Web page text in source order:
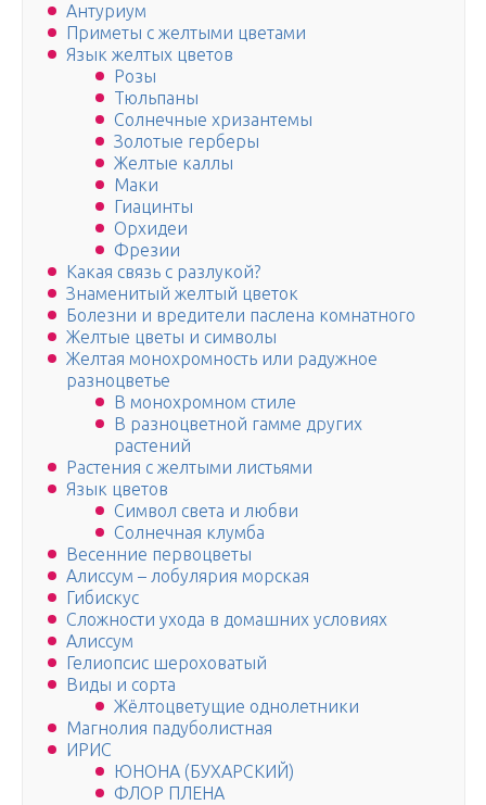
Антуриум
Приметы с желтыми цветами
Язык желтых цветов
Розы
Тюльпаны
Солнечные хризантемы
Золотые герберы
Желтые каллы
Маки
Гиацинты
Орхидеи
Фрезии
Какая связь с разлукой?
Знаменитый желтый цветок
Болезни и вредители паслена комнатного
Желтые цветы и символы
Желтая монохромность или радужное
разноцветье
В монохромном стиле
В разноцветной гамме других
растений
Растения с желтыми листьями
Язык цветов
Символ света и любви
Солнечная клумба
Весенние первоцветы
Алиссум – лобулярия морская
Гибискус
Сложности ухода в домашних условиях
Алиссум
Гелиопсис шероховатый
Виды и сорта
Жёлтоцветущие однолетники
Магнолия падуболистная
ИРИС
ЮНОНА (БУХАРСКИЙ)
ФЛОР ПЛЕНА